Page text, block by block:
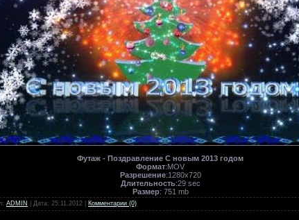
Футаж - Поздравление С новым 2013 годом
Формат:MOV
Разрешение:1280х720
Длительность:29 sec
Размер: 751 mb
ADMIN | Дата: 25.11.2012 Комментарии (0)